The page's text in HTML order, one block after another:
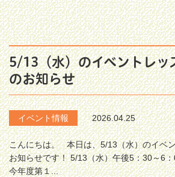
5/13（水）のイベントレッ
のお知らせ
イベント情報 2026.04.25
こんにちは。 本日は、5/13（水）のイベ
お知らせです！ 5/13（水）午後5：30～6
今年度第１...